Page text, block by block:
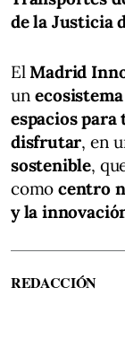
de la Justicia
ElMadrid
un
espacios
disfrutar, en
sostenible,
comocentro
y la
REDACCIÓN